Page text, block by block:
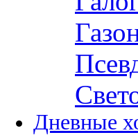
Дневные